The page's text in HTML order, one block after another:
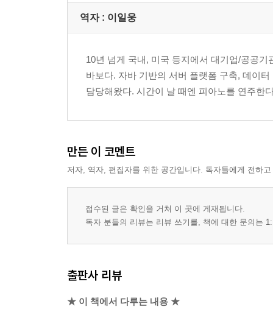
반복자 함수
사용자 정의 정렬
문자열 정렬
정리
3 스택
스택 만들기
10진수에서 2진수로 변환
큐 만들기
Queue 클래스 사용
역자 : 이일웅
10년 넘게 국내, 미국 등지에서 대기업/공공
바보다. 자바 기반의 서버 플랫폼 구축, 데이
담당해왔다. 시간이 날 때엔 피아노를 연주한
만든 이 코멘트
저자, 역자, 편집자를 위한 공간입니다. 독자들에게 전하
접수된 글은 확인을 거쳐 이 곳에 게재됩니다.
독자 분들의 리뷰는 리뷰 쓰기를, 책에 대한 문의는
출판사 리뷰
★ 이 책에서 다루는 내용 ★